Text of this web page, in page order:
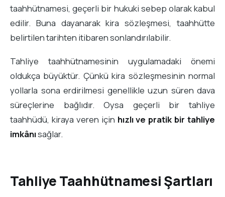
taahhütnamesi, geçerli bir hukuki sebep olarak kabul
edilir. Buna dayanarak kira sözleşmesi, taahhütte
belirtilen tarihten itibaren sonlandırılabilir.
Tahliye taahhütnamesinin uygulamadaki önemi
oldukça büyüktür. Çünkü kira sözleşmesinin normal
yollarla sona erdirilmesi genellikle uzun süren dava
süreçlerine bağlıdır. Oysa geçerli bir tahliye
taahhüdü, kiraya veren için hızlı ve pratik bir tahliye
imkânısağlar.
Tahliye Taahhütnamesi Şartları